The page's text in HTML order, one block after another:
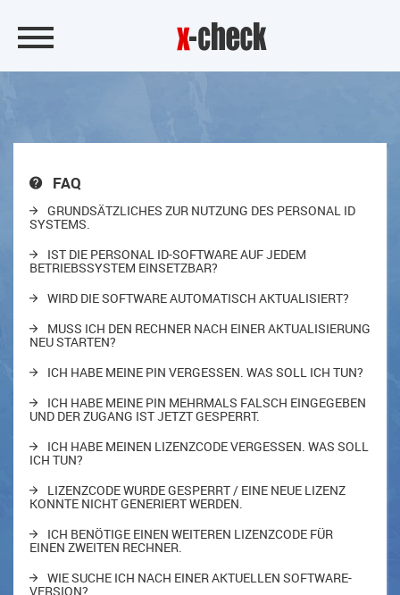
FAQ
GRUNDSÄTZLICHES ZUR NUTZUNG DES PERSONAL ID
SYSTEMS.
IST DIE PERSONAL ID-SOFTWARE AUF JEDEM
BETRIEBSSYSTEM EINSETZBAR?
WIRD DIE SOFTWARE AUTOMATISCH AKTUALISIERT?
MUSS ICH DEN RECHNER NACH EINER AKTUALISIERUNG
NEU STARTEN?
ICH HABE MEINE PIN VERGESSEN. WAS SOLL ICH TUN?
ICH HABE MEINE PIN MEHRMALS FALSCH EINGEGEBEN
UND DER ZUGANG IST JETZT GESPERRT.
ICH HABE MEINEN LIZENZCODE VERGESSEN. WAS SOLL
ICH TUN?
LIZENZCODE WURDE GESPERRT / EINE NEUE LIZENZ
KONNTE NICHT GENERIERT WERDEN.
ICH BENÖTIGE EINEN WEITEREN LIZENZCODE FÜR
EINEN ZWEITEN RECHNER.
WIE SUCHE ICH NACH EINER AKTUELLEN SOFTWARE-
VERSION?